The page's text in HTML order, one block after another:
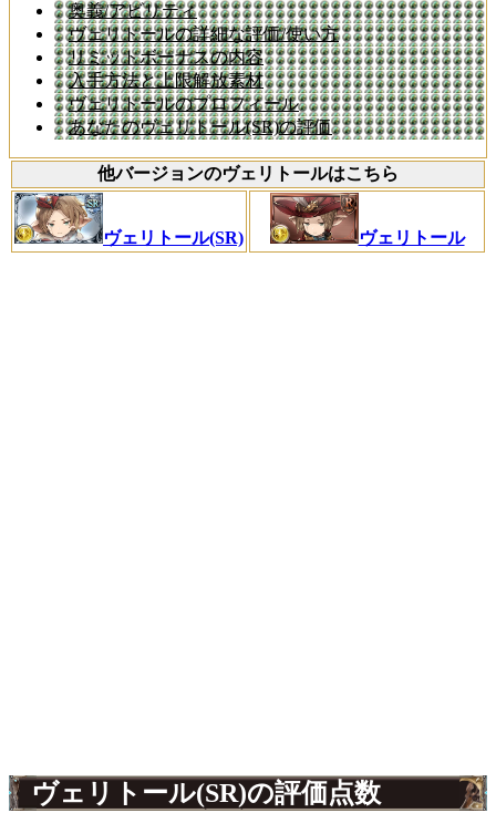
奥義/アビリティ
ヴェリトールの詳細な評価/使い方
リミットボーナスの内容
入手方法と上限解放素材
ヴェリトールのプロフィール
あなたのヴェリトール(SR)の評価
他バージョンのヴェリトールはこちら
ヴェリトール(SR) ヴェリトール
ヴェリトール(SR)の評価点数